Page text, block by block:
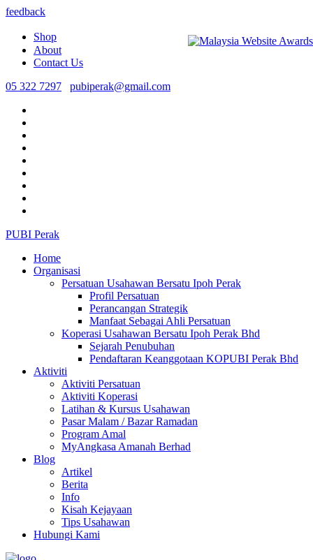
feedback
Shop
About
Contact Us
05 322 7297
pubiperak@gmail.com
PUBI Perak
Home
Organisasi
Persatuan Usahawan Bersatu Ipoh Perak
Profil Persatuan
Perancangan Strategik
Manfaat Sebagai Ahli Persatuan
Koperasi Usahawan Bersatu Ipoh Perak Bhd
Sejarah Penubuhan
Pendaftaran Keanggotaan KOPUBI Perak Bhd
Aktiviti
Aktiviti Persatuan
Aktiviti Koperasi
Latihan & Kursus Usahawan
Pasar Malam / Bazar Ramadan
Program Amal
MyAngkasa Amanah Berhad
Blog
Artikel
Berita
Info
Kisah Kejayaan
Tips Usahawan
Hubungi Kami